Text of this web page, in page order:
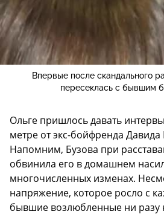
Впервые после скандального
пересеклась с бывшим
Ольге пришлось давать
метре от экс-бойфренда
Напомним, Бузова при
обвинила его в домашнем
многочисленных изменах.
напряжение, которое росло с
бывшие возлюбленные ни разу